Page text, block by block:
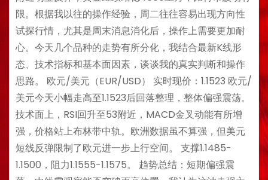
限。根据我以往的操作经验，周二往往容易出现方向性
试探行情，尤其是周末消息消化后，操作上需要更加耐
心。今天几个品种的走势有所分化，我结合最新K线形
态、技术指标和基本面因素，谈谈我的真实判断和操作
思路。 欧元/美元（EUR/USD） 实时现价：1.1523 欧元/
美元今天小幅走高至1.1523后回落整理，整体偏强震荡。
技术面上，RSI回升至53附近，MACD金叉动能有所增
强，价格站上布林带中轨。欧洲数据虽不算强，但美元
短线反弹限制了欧元进一步上行空间。 支撑1.1485-
1.1500，阻力1.1555-1.1575。 趋势总结：短期偏强震